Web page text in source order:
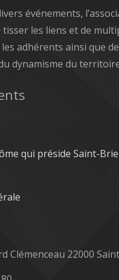
événements,
les liens et de
adhérents ainsi que
dynamisme du
qui préside Saint-
Clémenceau 22000